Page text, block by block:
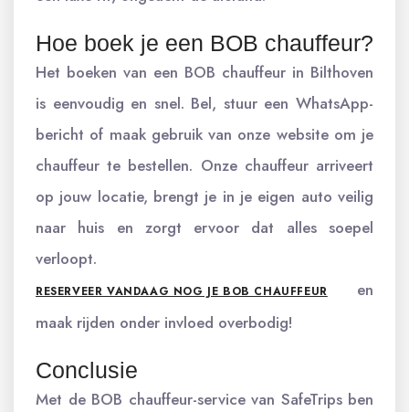
Hoe boek je een BOB chauffeur?
Het boeken van een BOB chauffeur in Bilthoven
is eenvoudig en snel. Bel, stuur een WhatsApp-
bericht of maak gebruik van onze website om je
chauffeur te bestellen. Onze chauffeur arriveert
op jouw locatie, brengt je in je eigen auto veilig
naar huis en zorgt ervoor dat alles soepel
verloopt.
RESERVEER VANDAAG NOG JE BOB CHAUFFEUR
en
maak rijden onder invloed overbodig!
Conclusie
Met de BOB chauffeur-service van SafeTrips ben